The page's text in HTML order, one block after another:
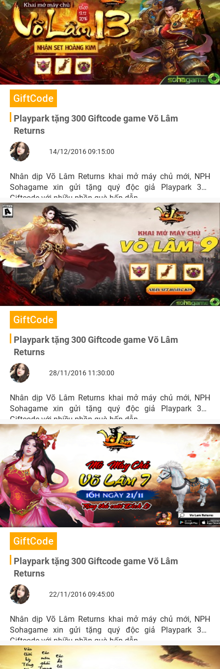
GiftCode
Playpark tặng 300 Giftcode game Võ Lâm
Returns
14/12/2016 09:15:00
Nhân dịp Võ Lâm Returns khai mở máy chủ mới, NPH
Sohagame xin gửi tặng quý độc giả Playpark 300
Giftcode với nhiều phần quà hấp dẫn.
GiftCode
Playpark tặng 300 Giftcode game Võ Lâm
Returns
28/11/2016 11:30:00
Nhân dịp Võ Lâm Returns khai mở máy chủ mới, NPH
Sohagame xin gửi tặng quý độc giả Playpark 300
Giftcode với nhiều phần quà hấp dẫn.
GiftCode
Playpark tặng 300 Giftcode game Võ Lâm
Returns
22/11/2016 09:45:00
Nhân dịp Võ Lâm Returns khai mở máy chủ mới, NPH
Sohagame xin gửi tặng quý độc giả Playpark 300
Giftcode với nhiều phần quà hấp dẫn.